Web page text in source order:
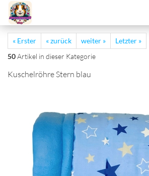
« Erster « zurück weiter »
Letzter »
50Artikel in dieser Kategorie
Kuschelröhre Stern blau